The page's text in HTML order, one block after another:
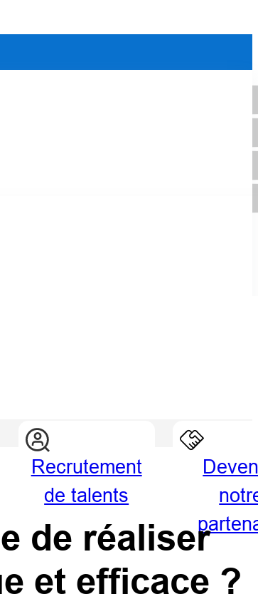
Recrutement
de talents
de réaliser
et efficace ?